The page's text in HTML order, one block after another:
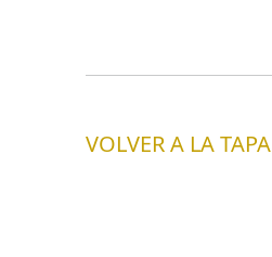
VOLVER A LA TAPA